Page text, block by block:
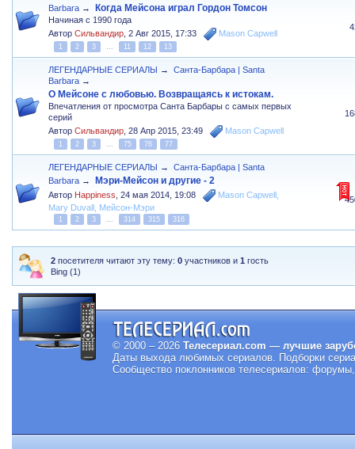
Barbara → Когда Мейсона играл Гордон Томсон
Начиная с 1990 года
АвторСильвандир ,2 Авг 2015, 17:33 Mason Capwell
1 2 3 ... 11 12 13
ЛЕГЕНДАРНЫЕ СЕРИАЛЫ →
Санта-Барбара | Santa
Barbara →
О Мейсоне с любовью. Возвращаясь к истокам.
Впечатления от просмотра Санта Барбары с самых первых
серий
АвторСильвандир ,28 Апр 2015, 23:49 Mason Capwell
1 2 3 ... 75 76 77
ЛЕГЕНДАРНЫЕ СЕРИАЛЫ →
Санта-Барбара | Santa
Barbara → Мэри-Мейсон и другие - 2
Автор Happiness ,24 мая 2014, 19:08 Mason Capwell
Mary Duvall Мейсон-Мэри
1 2 3 ... 314 315 316
2 посетителя читают эту тему:0 участников и1 гость
Bing (1)
© 2000 – 2026 Телесериал.com — лучшие
Даты выхода любимых сериалов. Подборки
Сообщество поклонников телесериалов: